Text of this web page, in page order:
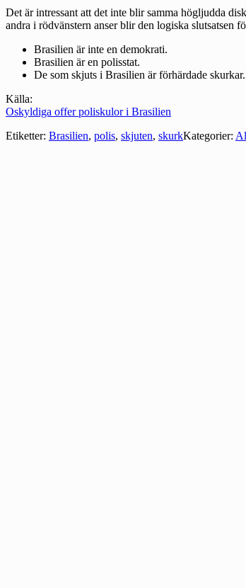
Det är intressant att det inte blir samma högljudda
andra i rödvänstern anser blir den logiska slutsatsen
Brasilien är inte en demokrati.
Brasilien är en polisstat.
De som skjuts i Brasilien är förhärdade
Källa:
Oskyldiga offer poliskulor i Brasilien
Etiketter: Brasilien, polis, skjuten, skurkKategorier: